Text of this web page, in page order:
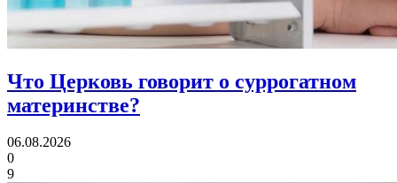
Что Церковь говорит о суррогатном
материнстве?
06.08.2026
0
9